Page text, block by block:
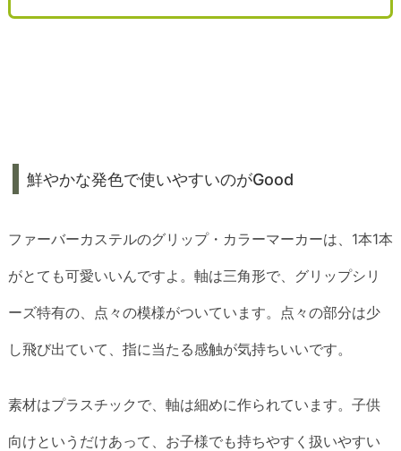
鮮やかな発色で使いやすいのがGood
ファーバーカステルのグリップ・カラーマーカーは、1本1本
がとても可愛いいんですよ。軸は三角形で、グリップシリ
ーズ特有の、点々の模様がついています。点々の部分は少
し飛び出ていて、指に当たる感触が気持ちいいです。
素材はプラスチックで、軸は細めに作られています。子供
向けというだけあって、お子様でも持ちやすく扱いやすい